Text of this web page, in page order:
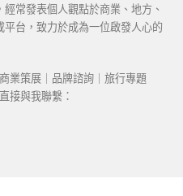
常發表個人觀點於商業、地方、
台，致力於成為一位啟發人心的
業策展｜品牌諮詢｜旅行專題
接與我聯繫：